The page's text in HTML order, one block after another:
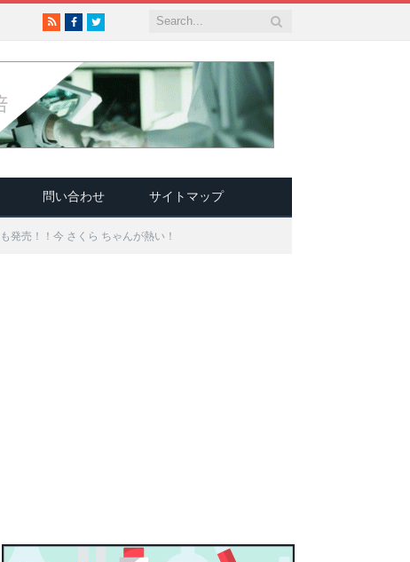
RSSFacebook
Twitter
問い合わせ サイトマップ
発売！！今 さくら ちゃんが熱い！